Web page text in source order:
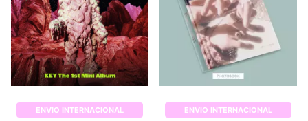
ENVIO INTERNACIONAL ENVIO INTERNACIONAL